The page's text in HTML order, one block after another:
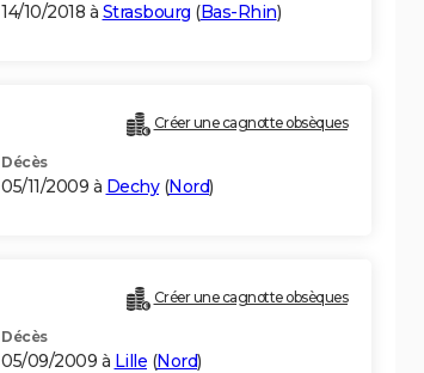
14/10/2018 à Strasbourg (Bas-Rhin)
Créer une cagnotte obsèques
Décès
05/11/2009 à Dechy(Nord)
Créer une cagnotte obsèques
Décès
05/09/2009 à Lille (Nord)